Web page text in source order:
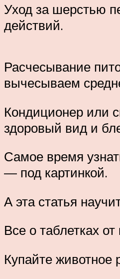
Уход за шерстью
действий.
Расчесывание
вычесываем
Кондиционер или
здоровый вид и
Самое время
— под картинкой.
А эта статья
Все о таблетках
Купайте